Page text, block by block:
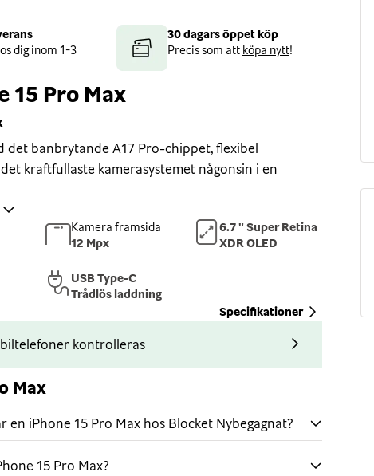
dig inom 1-3
30 dagars öppet köp
Precis som att köpa nytt!
15 Pro Max
det banbrytande A17 Pro-chippet, flexibel
kraftfullaste kamerasystemet någonsin i en
är designad i starkt och lätt rymdindustriklassat
tål mer än vilket smartphoneglas som helst. Och
stänk och damm.
skärmen på 6,7 tum med ProMotion ökar
I Dynamic Island bubblar notiser och liveaktiviteter
är alltid på, så det räcker att kasta ett öga på
inte trycka på den för att hålla dig
Kamera framsida
12 Mpx
6.7 " Super Retina
XDR OLED
USB Type-C
Trådlös laddning
Specifikationer
kontrolleras
Max
en iPhone 15 Pro Max hos Blocket Nybegagnat?
15 Pro Max?